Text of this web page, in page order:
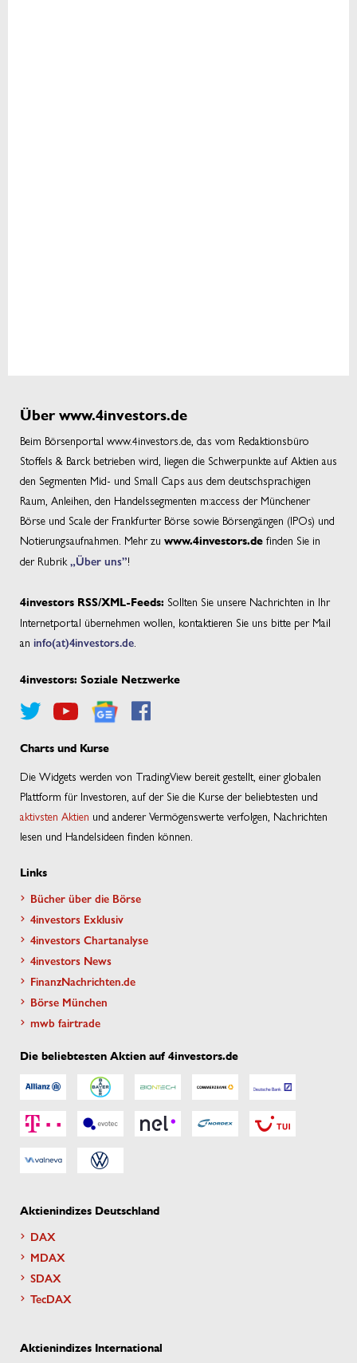
Über www.4investors.de
Beim Börsenportal www.4investors.de, das vom Redaktionsbüro
Stoffels & Barck betrieben wird, liegen die Schwerpunkte auf Aktien aus
den Segmenten Mid- und Small Caps aus dem deutschsprachigen
Raum, Anleihen, den Handelssegmenten m:access der Münchener
Börse und Scale der Frankfurter Börse sowie Börsengängen (IPOs) und
Notierungsaufnahmen. Mehr zu www.4investors.de finden Sie in
der Rubrik „Über uns”!
4investors RSS/XML-Feeds: Sollten Sie unsere Nachrichten in Ihr
Internetportal übernehmen wollen, kontaktieren Sie uns bitte per Mail
an info(at)4investors.de
4investors: Soziale Netzwerke
Charts und Kurse
Die Widgets werden von TradingView bereit gestellt, einer globalen
Plattform für Investoren, auf der Sie die Kurse der beliebtesten und
aktivsten Aktien und anderer Vermögenswerte verfolgen, Nachrichten
lesen und Handelsideen finden können.
Links
Bücher über die Börse
4investors Exklusiv
4investors Chartanalyse
4investors News
FinanzNachrichten.de
Börse München
mwb fairtrade
Die beliebtesten Aktien auf 4investors.de
Aktienindizes Deutschland
DAX
MDAX
SDAX
TecDAX
Aktienindizes International